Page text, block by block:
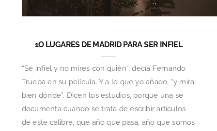
1O LUGARES DE MADRID PARA SER INFIEL
“Sé infiel y no mires con quién”, decía Fernando
Trueba en su película. Y a lo que yo añado, “y mira
bien dónde”. Dicen los estudios, porque una se
documenta cuando se trata de escribir artículos
de este calibre, que año que pasa, año que somos